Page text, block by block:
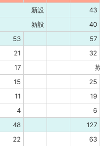
新設
43
新設
40
53
57
21
32
17
募
15
25
11
19
4
6
48
127
22
63